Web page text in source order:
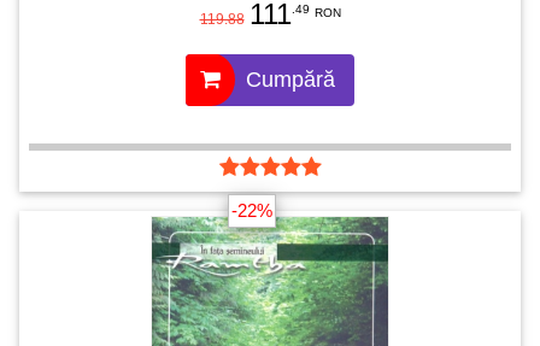
119.88 111.49 RON
Cumpără
-22%